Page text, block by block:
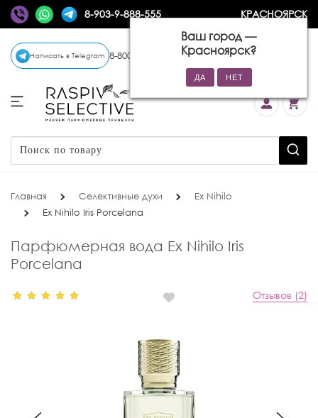
8-903-9-888-555 КРАСНОЯРСК
Ваш город —
Красноярск?
Написать в Telegram 8-800-770-72-34 (бесплатно)
Главная Селективные духи
Ex Nihilo
Ex Nihilo Iris Porcelana
Парфюмерная вода Ex Nihilo Iris
Porcelana
Отзывов (2)